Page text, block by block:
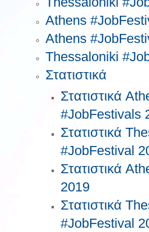
Athens
Athens
Thessaloniki
Στατιστικά
Στατιστικά
#JobFestivals
Στατιστικά
#JobFestival
Στατιστικά
2019
Στατιστικά
#JobFestival